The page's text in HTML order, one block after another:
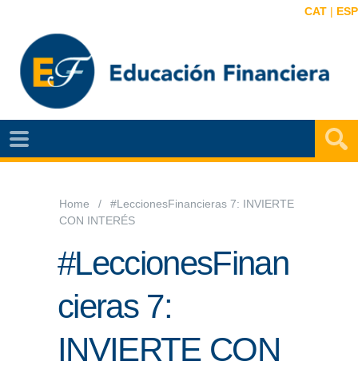
CAT | ESP
NOTÍCIAS
MAPA
EF
Home
#LeccionesFinancieras 7: INVIERTE
CON INTERÉS
#LeccionesFinan
cieras 7:
INVIERTE CON